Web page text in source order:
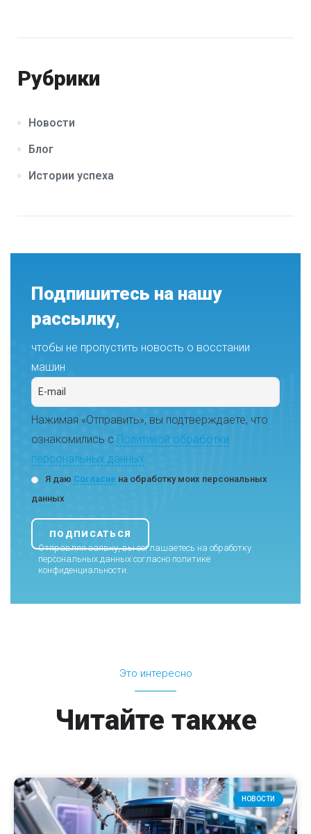
Рубрики
Новости
Блог
Истории успеха
Подпишитесь на нашу
рассылку,
чтобы не пропустить новость о восстании
машин
Нажимая «Отправить», вы подтверждаете, что
ознакомились с Политикой обработки
персональных данных
Я даю Согласие на обработку моих персональных
данных
Отправляя заявку, вы соглашаетесь на обработку
персональных данных согласно политике
конфиденциальности.
Это интересно
Читайте также
НОВОСТИ